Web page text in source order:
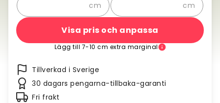
cm cm
Visa pris och anpassa
Lägg till 7-10 cm extra marginal
Tillverkad i Sverige
30 dagars pengarna-tillbaka-garanti
Fri frakt